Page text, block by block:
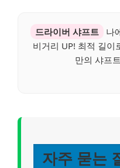
드라이버 샤프트
나
비거리 UP! 최적 길이
만의 샤프
자주 묻는